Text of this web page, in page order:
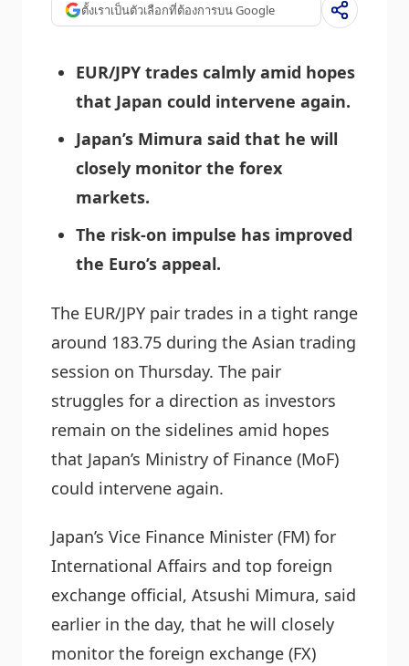
ตั้งเราเป็นตัวเลือกที่ต้องการบน Google
EUR/JPY trades calmly amid hopes
that Japan could intervene again.
Japan’s Mimura said that he will
closely monitor the forex
markets.
The risk-on impulse has improved
the Euro’s appeal.
The EUR/JPY pair trades in a tight range
around 183.75 during the Asian trading
session on Thursday. The pair
struggles for a direction as investors
remain on the sidelines amid hopes
that Japan’s Ministry of Finance (MoF)
could intervene again.
Japan’s Vice Finance Minister (FM) for
International Affairs and top foreign
exchange official, Atsushi Mimura, said
earlier in the day, that he will closely
monitor the foreign exchange (FX)